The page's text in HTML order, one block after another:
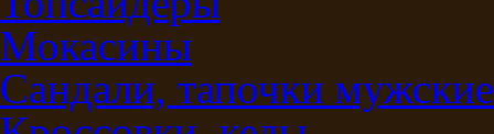
Мокасины
Сандали, тапочки мужские